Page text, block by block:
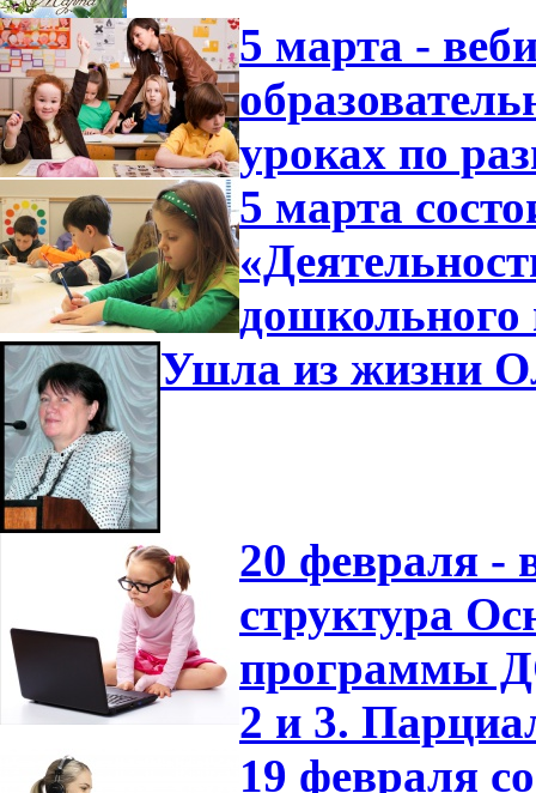
5 марта -
уроках по
5 марта
дошкольного
Ушла из жизни
20 февраля -
структура
программы
2 и 3.
19 февраля